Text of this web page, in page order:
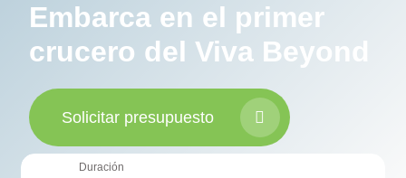
Embarca en el primer
crucero del Viva Beyond
Solicitar presupuesto
Duración